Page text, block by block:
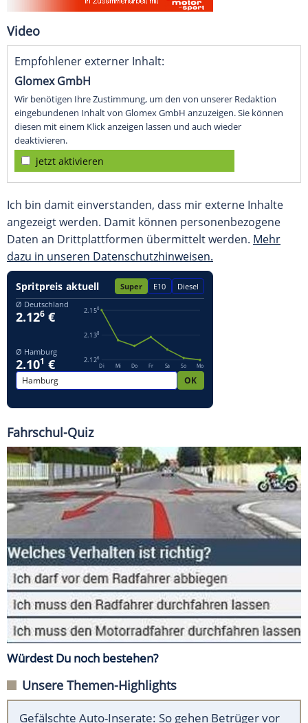
Video
Empfohlener externer Inhalt:
Glomex GmbH
Wir benötigen Ihre Zustimmung, um den von unserer Redaktion
eingebundenen Inhalt von Glomex GmbH anzuzeigen. Sie können
diesen mit einem Klick anzeigen lassen und auch wieder
deaktivieren.
jetzt aktivieren
Ich bin damit einverstanden, dass mir externe Inhalte
angezeigt werden. Damit können personenbezogene
Daten an Drittplattformen übermittelt werden. Mehr
dazu in unseren Datenschutzhinweisen.
Fahrschul-Quiz
Würdest Du noch bestehen?
Unsere Themen-Highlights
Gefälschte Auto-Inserate: So gehen Betrüger vor